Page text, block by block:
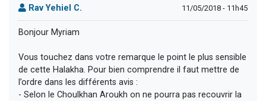
Rav Yehiel C. 11/05/2018 - 11h45
Bonjour Myriam
Vous touchez dans votre remarque le point le plus sensible
de cette Halakha. Pour bien comprendre il faut mettre de
l’ordre dans les différents avis :
- Selon le Choulkhan Aroukh on ne pourra pas recouvrir la